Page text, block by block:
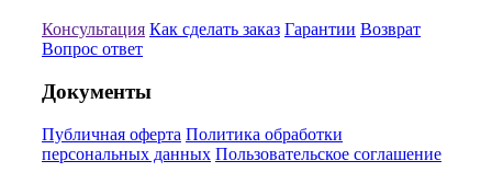
Консультация Как сделать заказ Гарантии Возврат
Вопрос ответ
Документы
Публичная оферта Политика обработки
персональных данных Пользовательское соглашение